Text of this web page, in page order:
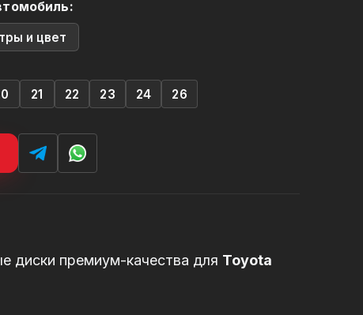
и цвет
21 22 23 24 26
диски премиум-качества для Toyota